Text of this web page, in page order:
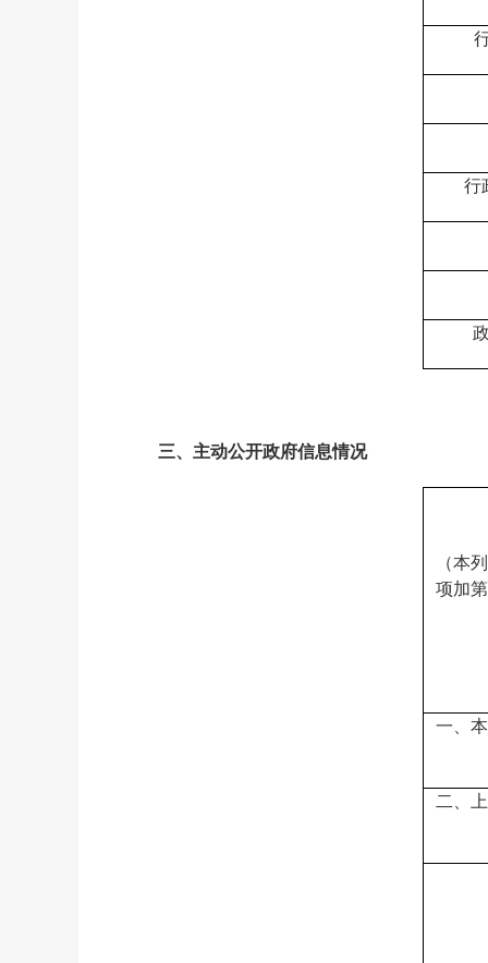
行
三、 主动公开政府信息情况
（本
项加
一、
二、